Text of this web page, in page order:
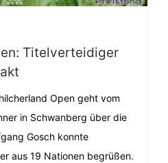
Titelverteidiger
Open geht vom
in Schwanberg über die
Gosch konnte
aus 19 Nationen begrüßen.